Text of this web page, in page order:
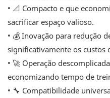
• 📐 Compacto e que
sacrificar espaço valioso.
• 💰 Inovação para redução
significativamente os custos
• 🚀 Operação
economizando tempo de
• 🔧 Compatibilidade